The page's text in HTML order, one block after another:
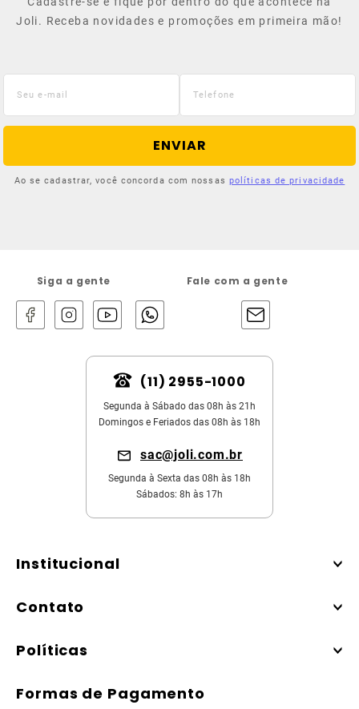
Joli. Receba novidades e promoções em primeira mão!
ENVIAR
Ao se cadastrar, você concorda com nossas políticas de privacidade
Siga a gente Fale com a gente
(11) 2955-1000
Segunda à Sábado das 08h às 21h
Domingos e Feriados das 08h às 18h
sac@joli.com.br
Segunda à Sexta das 08h às 18h
Sábados: 8h às 17h
Institucional
Contato
Políticas
Formas de Pagamento